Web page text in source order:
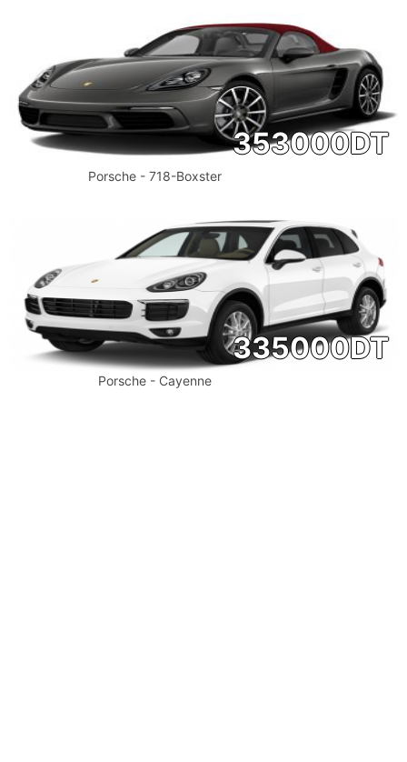
353000DT
Porsche - 718-Boxster
335000DT
Porsche - Cayenne